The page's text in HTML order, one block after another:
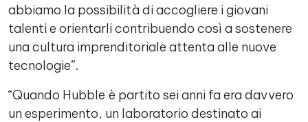
abbiamo la possibilità di accogliere i giovani
talenti e orientarli contribuendo così a sostenere
una cultura imprenditoriale attenta alle nuove
tecnologie”.
“Quando Hubble è partito sei anni fa era davvero
un esperimento, un laboratorio destinato ai